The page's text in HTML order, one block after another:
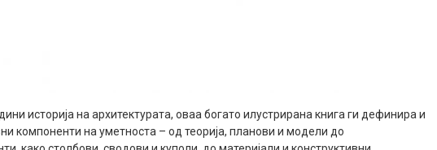
историја на архитектурата, оваа богато илустрирана книга ги дефинира и
компоненти на уметноста – од теорија, планови и модели до